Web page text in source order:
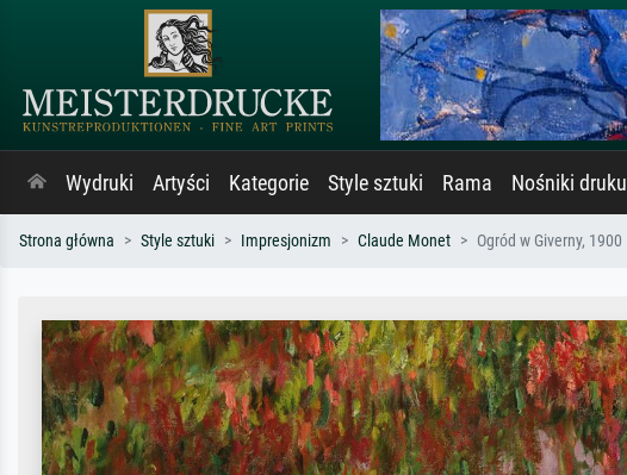
Wydruki Artyści Kategorie Style sztuki Rama Nośniki druku
Strona główna Style sztuki Impresjonizm Claude Monet Ogród w Giverny, 1900